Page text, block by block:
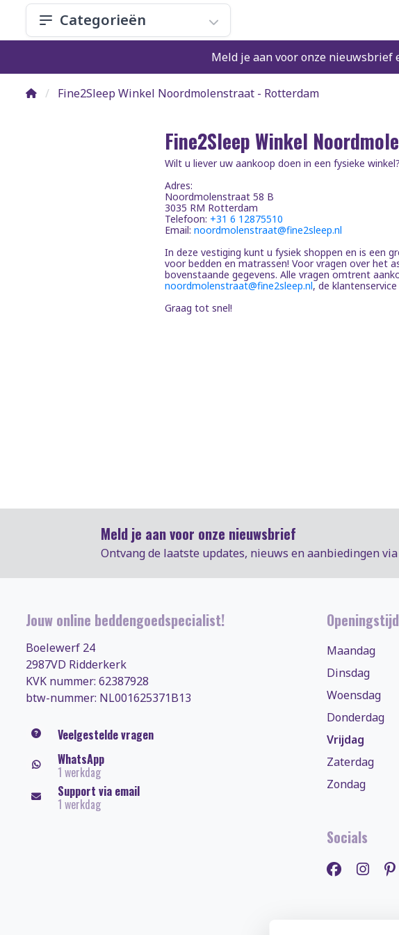
Categorieën
Meld je aan voor onze nieuwsbrief
Fine2Sleep Winkel Noordmolenstraat - Rotterdam
Fine2Sleep Winkel
Wilt u liever uw aankoop doen in een fysieke
Adres:
Noordmolenstraat 58 B
3035 RM Rotterdam
Telefoon: ‎ +31 6 12875510
Email: noordmolenstraat@fine2sleep.nl
In deze vestiging kunt u fysiek shoppen en is een
voor bedden en matrassen! Voor vragen over het
bovenstaande gegevens. Alle vragen omtrent
noordmolenstraat@fine2sleep.nl, de
Graag tot snel!
Meld je aan voor onze nieuwsbrief
Ontvang de laatste updates, nieuws en aanbiedingen
Jouw online beddengoedspecialist!
Boelewerf 24
2987VD Ridderkerk
KVK nummer: 62387928
btw-nummer: NL001625371B13
Veelgestelde vragen
WhatsApp
1 werkdag
Support via email
1 werkdag
Maandag
Dinsdag
Woensdag
Donderdag
Vrijdag
Zaterdag
Zondag
Socials